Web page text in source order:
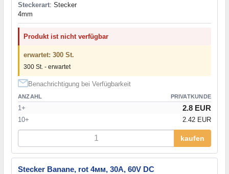
Steckerart: Stecker
4mm
Produkt ist nicht verfügbar
erwartet: 300 St.
300 St. - erwartet
Benachrichtigung bei Verfügbarkeit
ANZAHL PRIVATKUNDE
1+ 2.8 EUR
10+ 2.42 EUR
kaufen
Stecker Banane, rot 4мм, 30A, 60V DC